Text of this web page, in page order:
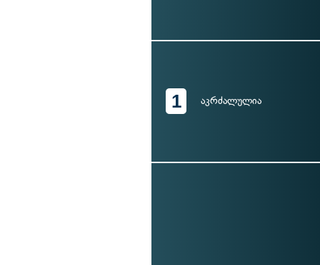
1 აკრძალულია